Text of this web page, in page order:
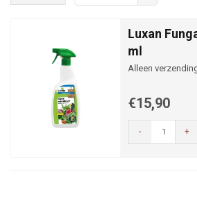
Luxan
ml
Alleen
€15,90
- +